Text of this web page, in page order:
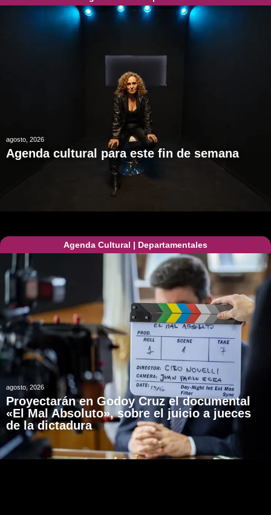
agosto, 2026
Agenda cultural para este fin de semana
Agenda Cultural | Departamentales
agosto, 2026
Proyectarán en Godoy Cruz el documental
«El Mal Absoluto», sobre el juicio a jueces
de la dictadura